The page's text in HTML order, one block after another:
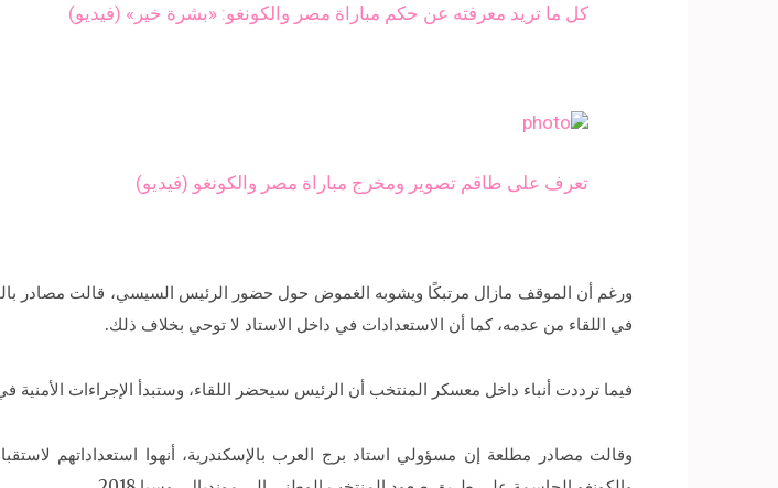
كل ما تريد معرفته عن حكم مباراة مصر والكونغو: «بشرة خير» (فيديو)
تعرف على طاقم تصوير ومخرج مباراة مصر والكونغو (فيديو)
ورغم أن الموقف مازال مرتبكًا ويشوبه الغموض حول حضور الرئيس السيسي، قالت مصادر
في اللقاء من عدمه، كما أن الاستعدادات في داخل الاستاد لا توحي بخلاف ذلك.
فيما ترددت أنباء داخل معسكر المنتخب أن الرئيس سيحضر اللقاء، وستبدأ الإجراءات الأمنية
وقالت مصادر مطلعة إن مسؤولي استاد برج العرب بالإسكندرية، أنهوا استعداداتهم